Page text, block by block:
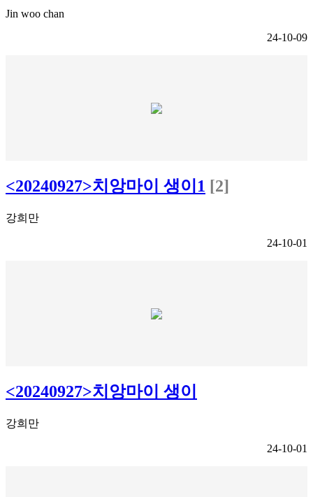
Jin woo chan
24-10-09
<20240927>치앙마이 생이1 [2]
강희만
24-10-01
<20240927>치앙마이 생이
강희만
24-10-01